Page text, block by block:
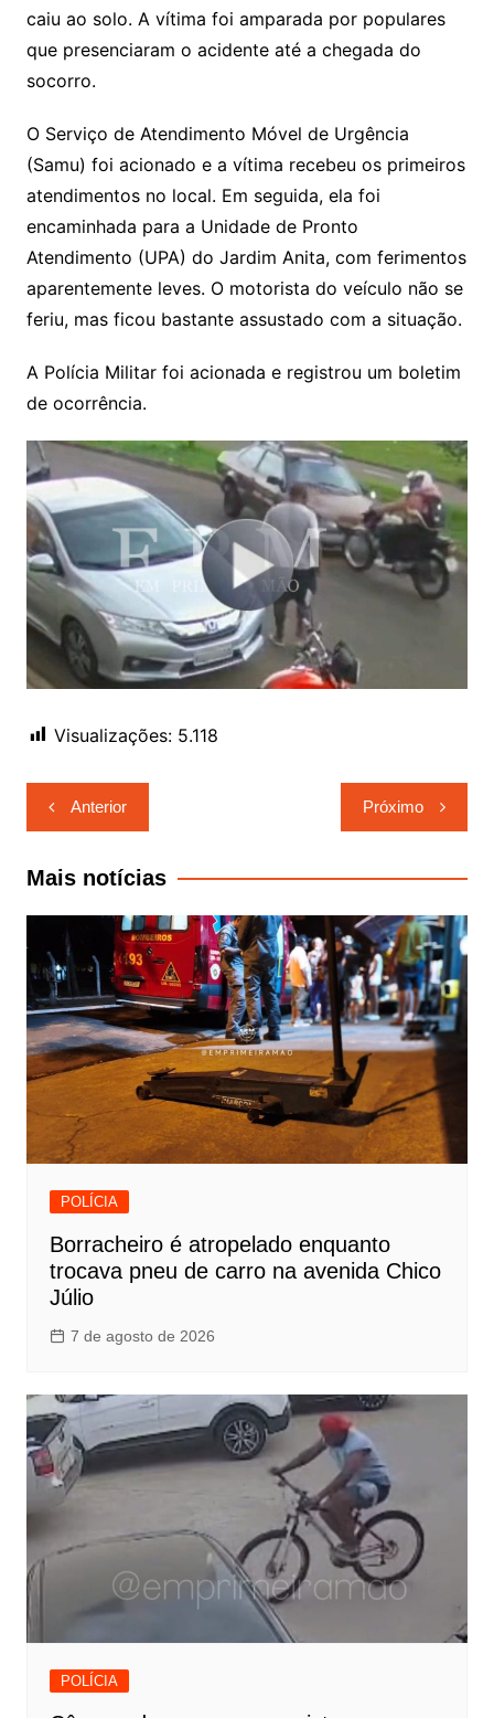
caiu ao solo. A vítima foi amparada por populares
que presenciaram o acidente até a chegada do
socorro.
O Serviço de Atendimento Móvel de Urgência
(Samu) foi acionado e a vítima recebeu os primeiros
atendimentos no local. Em seguida, ela foi
encaminhada para a Unidade de Pronto
Atendimento (UPA) do Jardim Anita, com ferimentos
aparentemente leves. O motorista do veículo não se
feriu, mas ficou bastante assustado com a situação.
A Polícia Militar foi acionada e registrou um boletim
de ocorrência.
Visualizações: 5.118
Navegação
de
Post
Anterior Próximo
Mais notícias
POLÍCIA
Borracheiro é atropelado enquanto
trocava pneu de carro na avenida Chico
Júlio
7 de agosto de 2026
POLÍCIA